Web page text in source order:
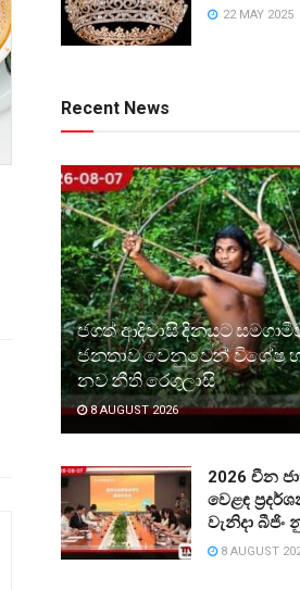
22 MAY 2025
Recent News
ජගත් ආදිවාසි දිනයට
ජනතාව වෙනුවෙන් විශේෂ
නව නීති රෙගුලාසි
8 AUGUST 2026
2026 චීන
වෙළඳ
වැනිදා
8 AUGUST